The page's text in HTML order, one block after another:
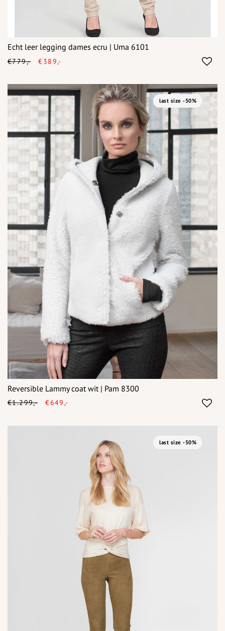
Echt leer legging dames ecru | Uma 6101
€779,- €389,-
Reversible Lammy coat wit | Pam 8300
€1.299,- €649,-
last size -50%
last size -50%